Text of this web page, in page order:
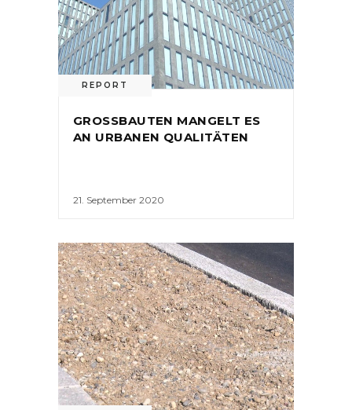
REPORT
GROSSBAUTEN MANGELT ES
AN URBANEN QUALITÄTEN
21. September 2020